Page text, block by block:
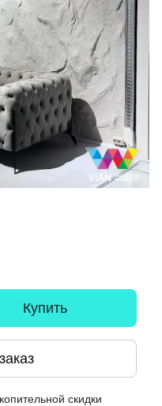
Купить
скидки